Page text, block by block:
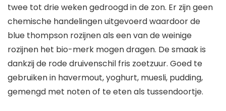
twee tot drie weken gedroogd in de zon. Er zijn geen
chemische handelingen uitgevoerd waardoor de
blue thompson rozijnen als een van de weinige
rozijnen het bio-merk mogen dragen. De smaak is
dankzij de rode druivenschil fris zoetzuur. Goed te
gebruiken in havermout, yoghurt, muesli, pudding,
gemengd met noten of te eten als tussendoortje.